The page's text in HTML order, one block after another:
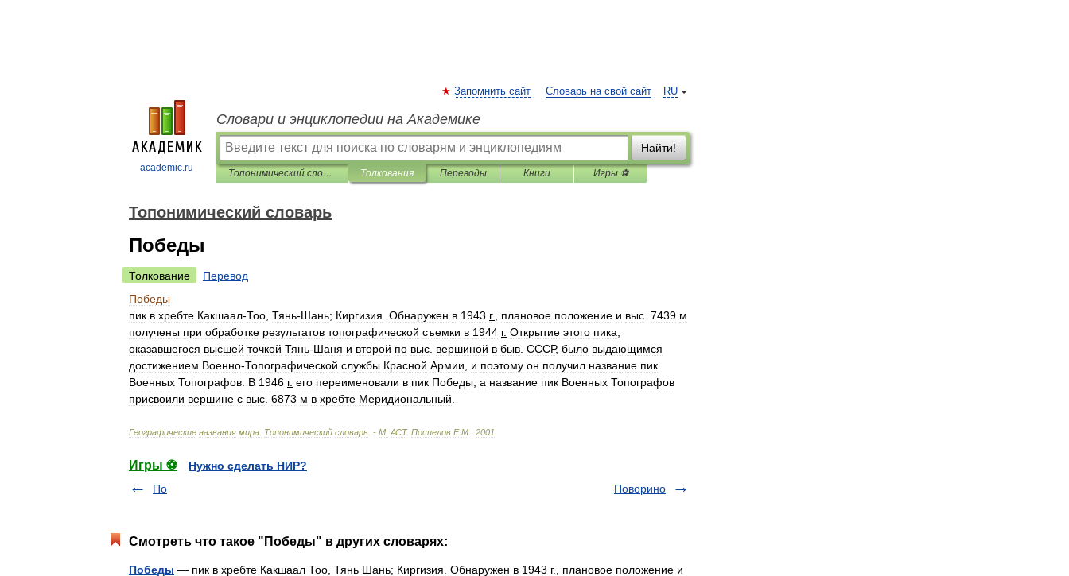
academic.ru
RU
Запомнить сайт Словарь на свой сайт
Словари и энциклопедии на Академике
Найти!
Топонимический словарь Толкования Переводы Книги Игры ⚽
Топонимический словарь
Победы
Толкование
Перевод
Победы
пик в хребте Какшаал-Тоо Тянь-Шань; Киргизия Обнаружен в 1943 г. плановое положение и выс 7439 м
получены при обработке результатов топографической съемки в 1944 г. Открытие этого пика
оказавшегося высшей точкой Тянь-Шаня и второй по выс вершиной в быв СССР, было выдающимся
достижением Военно-Топографической службы Красной Армии и поэтому он получил название пик
Военных Топографов В 1946 г. его переименовали в пик Победы а название пик Военных Топографов
присвоили вершине с выс 6873 м в хребте Меридиональный
Географические названия мира: Топонимический словарь . - М: АСТ. Поспелов Е.М 2001
Игры ⚽
Нужно сделать НИР?
По
Поворино
Смотреть что такое "Победы" в других словарях:
Победы — пик в хребте Какшаал Тоо, Тянь Шань; Киргизия. Обнаружен в 1943 г., плановое положение и